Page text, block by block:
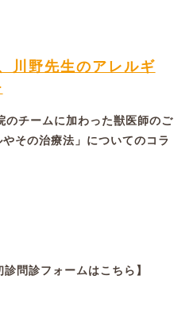
川野先生のアレルギ
のチームに加わった獣医師のご
その治療法」についてのコラ
診問診フォームはこちら】